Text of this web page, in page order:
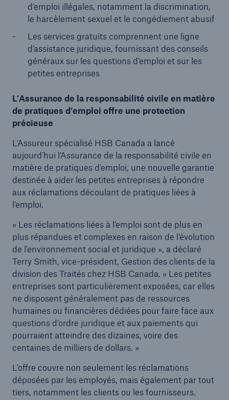
d’emploi illégales, notamment la discrimination,
le harcèlement sexuel et le congédiement abusif
Les services gratuits comprennent une ligne
d’assistance juridique, fournissant des conseils
généraux sur les questions d’emploi et sur les
petites entreprises
L’Assurance de la responsabilité civile en matière
de pratiques d’emploi offre une protection
précieuse
L’Assureur spécialisé HSB Canada a lancé
aujourd’hui l’Assurance de la responsabilité civile en
matière de pratiques d’emploi, une nouvelle garantie
destinée à aider les petites entreprises à répondre
aux réclamations découlant de pratiques liées à
l’emploi.
« Les réclamations liées à l’emploi sont de plus en
plus répandues et complexes en raison de l’évolution
de l’environnement social et juridique », a déclaré
Terry Smith, vice-président, Gestion des clients de la
division des Traités chez HSB Canada. « Les petites
entreprises sont particulièrement exposées, car elles
ne disposent généralement pas de ressources
humaines ou financières dédiées pour faire face aux
questions d’ordre juridique et aux paiements qui
pourraient atteindre des dizaines, voire des
centaines de milliers de dollars. »
L’offre couvre non seulement les réclamations
déposées par les employés, mais également par tout
tiers, notamment les clients ou les fournisseurs.